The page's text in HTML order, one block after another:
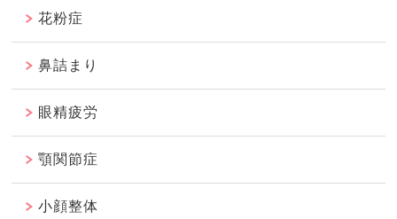
花粉症
鼻詰まり
眼精疲労
顎関節症
小顔整体